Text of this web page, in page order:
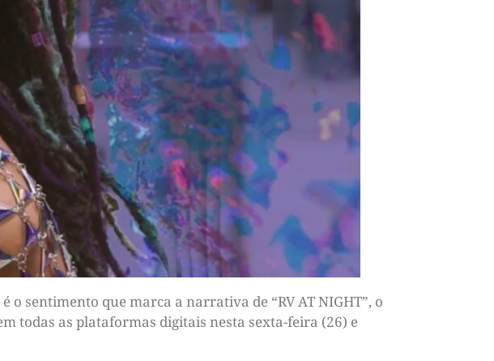
o sentimento que marca a narrativa de “RV AT NIGHT”, o
todas as plataformas digitais nesta sexta-feira (26) e